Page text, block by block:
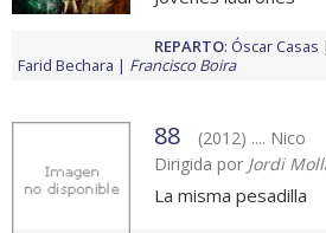
REPARTO: Óscar Casas
Farid Bechara
Francisco Boira
88
(2012) .... Nico
Dirigida por Jordi
La misma pesadilla